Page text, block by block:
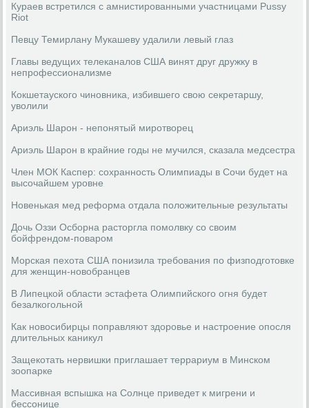
Кураев встретился c амнистированными участницами Pussy
Riot
Певцу Темирлану Мукашеву удалили левый глаз
Главы ведущих телеканалов США винят друг дружку в
непрофессионализме
Кокшетауского чиновника, избившего свою секретаршу,
уволили
Ариэль Шарон - непонятый миротворец
Ариэль Шарон в крайние годы не мучился, сказала медсестра
Член МОК Каспер: сохранность Олимпиады в Сочи будет на
высочайшем уровне
Новенькая мед реформа отдала положительные результаты
Дочь Оззи Осборна расторгла помолвку со своим
бойфрендом-поваром
Морская пехота США понизила требования по физподготовке
для женщин-новобранцев
В Липецкой области эстафета Олимпийского огня будет
безалкогольной
Как новосибирцы поправляют здоровье и настроение опосля
длительных каникул
Защекотать нервишки приглашает террариум в Минском
зоопарке
Массивная вспышка на Солнце приведет к мигрени и
бессонице